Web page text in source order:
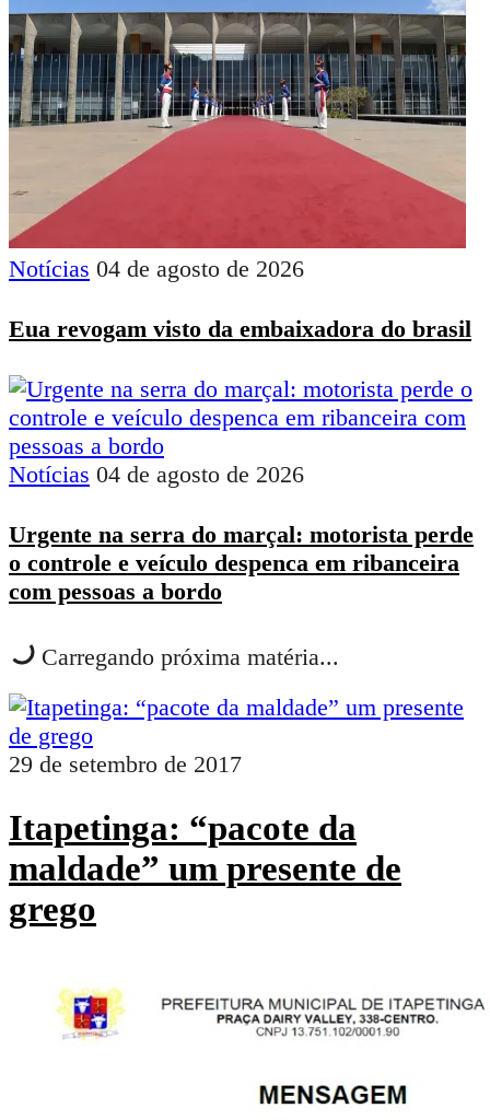
Notícias 04 de agosto de 2026
Eua revogam visto da embaixadora do brasil
Notícias 04 de agosto de 2026
Urgente na serra do marçal: motorista perde
o controle e veículo despenca em ribanceira
com pessoas a bordo
Carregando próxima matéria...
29 de setembro de 2017
Itapetinga: “pacote da
maldade” um presente de
grego